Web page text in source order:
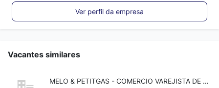
Ver perfil da empresa
Vacantes similares
MELO & PETITGAS - COMERCIO VAREJISTA DE ALIMENTOS LTDA